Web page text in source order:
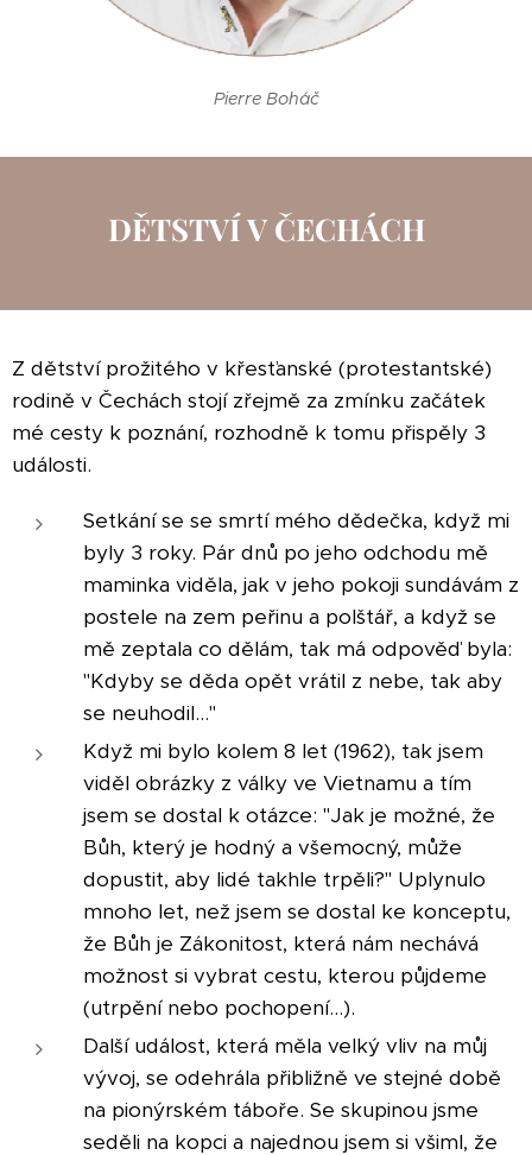
Pierre Boháč
DĚTSTVÍ V ČECHÁCH
Z dětství prožitého v křesťanské (protestantské)
rodině v Čechách stojí zřejmě za zmínku začátek
mé cesty k poznání, rozhodně k tomu přispěly 3
události.
Setkání se se smrtí mého dědečka, když mi
byly 3 roky. Pár dnů po jeho odchodu mě
maminka viděla, jak v jeho pokoji sundávám z
postele na zem peřinu a polštář, a když se
mě zeptala co dělám, tak má odpověď byla:
"Kdyby se děda opět vrátil z nebe, tak aby
se neuhodil…"
Když mi bylo kolem 8 let (1962), tak jsem
viděl obrázky z války ve Vietnamu a tím
jsem se dostal k otázce: "Jak je možné, že
Bůh, který je hodný a všemocný, může
dopustit, aby lidé takhle trpěli?" Uplynulo
mnoho let, než jsem se dostal ke konceptu,
že Bůh je Zákonitost, která nám nechává
možnost si vybrat cestu, kterou půjdeme
(utrpění nebo pochopení…).
Další událost, která měla velký vliv na můj
vývoj, se odehrála přibližně ve stejné době
na pionýrském táboře. Se skupinou jsme
seděli na kopci a najednou jsem si všiml, že